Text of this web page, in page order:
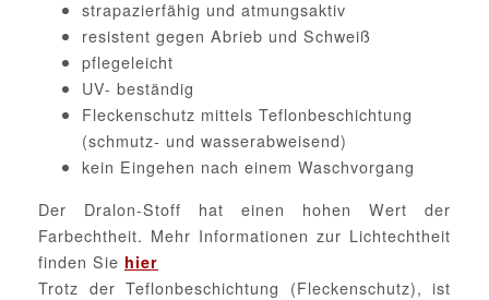
strapazierfähig und atmungsaktiv
resistent gegen Abrieb und Schweiß
pflegeleicht
UV- beständig
Fleckenschutz mittels Teflonbeschichtung
(schmutz- und wasserabweisend)
kein Eingehen nach einem Waschvorgang
Der Dralon-Stoff hat einen hohen Wert der
Farbechtheit. Mehr Informationen zur Lichtechtheit
finden Sie hier
Trotz der Teflonbeschichtung (Fleckenschutz), ist